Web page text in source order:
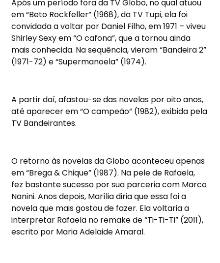
Após um período fora da TV Globo, no qual atuou
em “Beto Rockfeller” (1968), da TV Tupi, ela foi
convidada a voltar por Daniel Filho, em 1971 – viveu
Shirley Sexy em “O cafona”, que a tornou ainda
mais conhecida. Na sequência, vieram “Bandeira 2”
(1971-72) e “Supermanoela” (1974).
A partir daí, afastou-se das novelas por oito anos,
até aparecer em “O campeão” (1982), exibida pela
TV Bandeirantes.
O retorno às novelas da Globo aconteceu apenas
em “Brega & Chique” (1987). Na pele de Rafaela,
fez bastante sucesso por sua parceria com Marco
Nanini. Anos depois, Marília diria que essa foi a
novela que mais gostou de fazer. Ela voltaria a
interpretar Rafaela no remake de “Ti-Ti-Ti” (2011),
escrito por Maria Adelaide Amaral.